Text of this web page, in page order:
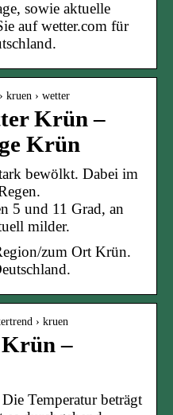
sowie aktuelle
auf wetter.com für
kruen › wetter
Krün –
Krün
bewölkt. Dabei im
5 und 11 Grad, an
milder.
zum Ort Krün.
› kruen
Krün –
Temperatur beträgt